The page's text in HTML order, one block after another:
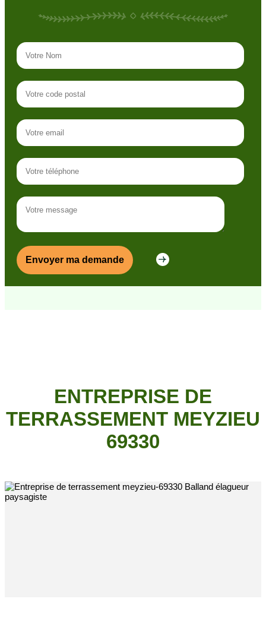
ENTREPRISE DE
TERRASSEMENT MEYZIEU
69330